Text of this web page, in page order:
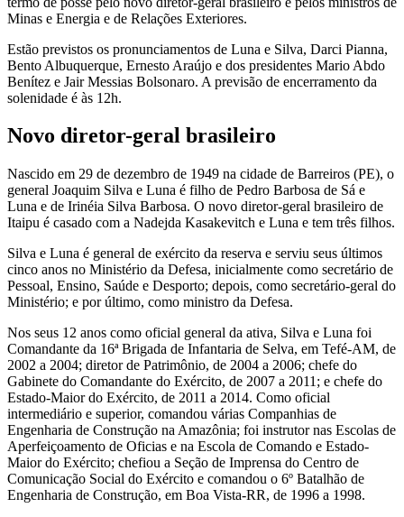
Minas e Energia e de Relações Exteriores.
Estão previstos os pronunciamentos de Luna e Silva, Darci Pianna,
Bento Albuquerque, Ernesto Araújo e dos presidentes Mario Abdo
Benítez e Jair Messias Bolsonaro. A previsão de encerramento da
solenidade é às 12h.
Novo diretor-geral brasileiro
Nascido em 29 de dezembro de 1949 na cidade de Barreiros (PE), o
general Joaquim Silva e Luna é filho de Pedro Barbosa de Sá e
Luna e de Irinéia Silva Barbosa. O novo diretor-geral brasileiro de
Itaipu é casado com a Nadejda Kasakevitch e Luna e tem três filhos.
Silva e Luna é general de exército da reserva e serviu seus últimos
cinco anos no Ministério da Defesa, inicialmente como secretário de
Pessoal, Ensino, Saúde e Desporto; depois, como secretário-geral do
Ministério; e por último, como ministro da Defesa.
Nos seus 12 anos como oficial general da ativa, Silva e Luna foi
Comandante da 16ª Brigada de Infantaria de Selva, em Tefé-AM, de
2002 a 2004; diretor de Patrimônio, de 2004 a 2006; chefe do
Gabinete do Comandante do Exército, de 2007 a 2011; e chefe do
Estado-Maior do Exército, de 2011 a 2014. Como oficial
intermediário e superior, comandou várias Companhias de
Engenharia de Construção na Amazônia; foi instrutor nas Escolas de
Aperfeiçoamento de Oficias e na Escola de Comando e Estado-
Maior do Exército; chefiou a Seção de Imprensa do Centro de
Comunicação Social do Exército e comandou o 6º Batalhão de
Engenharia de Construção, em Boa Vista-RR, de 1996 a 1998.